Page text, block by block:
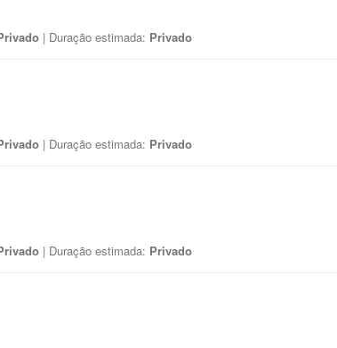
| Duração estimada: Privado
| Duração estimada: Privado
| Duração estimada: Privado